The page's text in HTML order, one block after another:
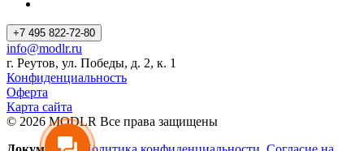
+7 495 822-72-80
info@modlr.ru
г. Реутов, ул. Победы, д. 2, к. 1
Конфиденциальность
Оферта
Карта сайта
© 2026 MODLR Все права защищены